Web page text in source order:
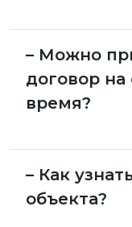
– Можно
договор
время?
– Как
объекта?